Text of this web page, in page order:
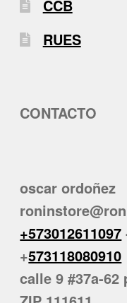
CCB
RUES
CONTACTO
oscar ordoñez
+573012611097
+573118080910
calle 9 #37a-